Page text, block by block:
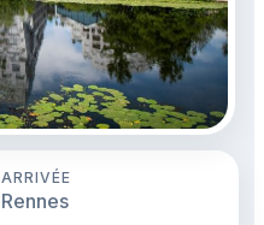
ARRIVÉE
Rennes